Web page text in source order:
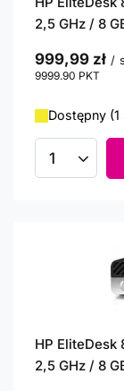
2,5 GHz / 8
999,99 zł /
9999.90 PKT
Dostępny (1
Ilość
HP
2,5 GHz / 8